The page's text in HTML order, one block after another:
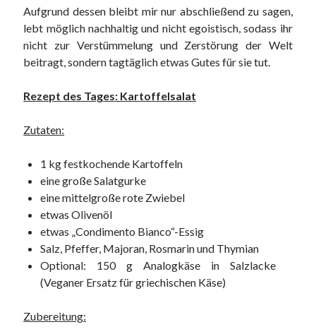
Aufgrund dessen bleibt mir nur abschließend zu sagen,
lebt möglich nachhaltig und nicht egoistisch, sodass ihr
nicht zur Verstümmelung und Zerstörung der Welt
beitragt, sondern tagtäglich etwas Gutes für sie tut.
Rezept des Tages: Kartoffelsalat
Zutaten:
1 kg festkochende Kartoffeln
eine große Salatgurke
eine mittelgroße rote Zwiebel
etwas Olivenöl
etwas „Condimento Bianco“-Essig
Salz, Pfeffer, Majoran, Rosmarin und Thymian
Optional: 150 g Analogkäse in Salzlacke
(Veganer Ersatz für griechischen Käse)
Zubereitung: